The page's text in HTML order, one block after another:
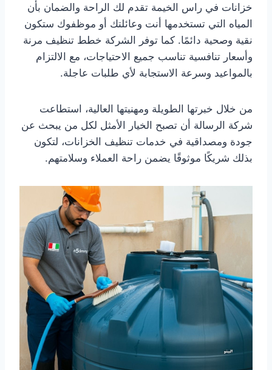
خزانات في راس الخيمة تقدم لك الراحة والضمان بأن
المياه التي تستخدمها أنت وعائلتك أو موظفوك ستكون
نقية وصحية دائمًا. كما توفر الشركة خطط تنظيف مرنة
وأسعار تنافسية تناسب جميع الاحتياجات، مع الالتزام
بالمواعيد وسرعة الاستجابة لأي طلبات عاجلة.
من خلال خبرتها الطويلة ومهنيتها العالية، استطاعت
شركة الرسالة أن تصبح الخيار الأمثل لكل من يبحث عن
جودة ومصداقية في خدمات تنظيف الخزانات، لتكون
بذلك شريكًا موثوقًا يضمن راحة العملاء وسلامتهم.